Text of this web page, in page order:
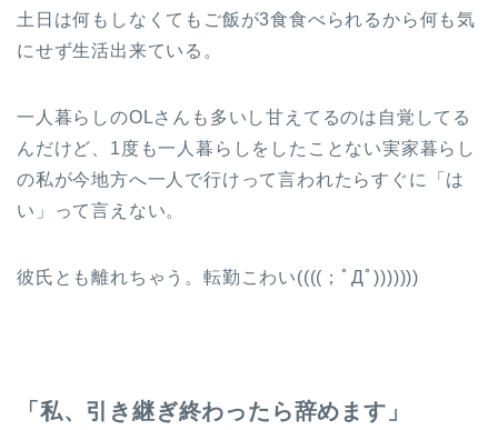
土日は何もしなくてもご飯が3食食べられるから何も気
にせず生活出来ている。
一人暮らしのOLさんも多いし甘えてるのは自覚してる
んだけど、1度も一人暮らしをしたことない実家暮らし
の私が今地方へ一人で行けって言われたらすぐに「は
い」って言えない。
彼氏とも離れちゃう。転勤こわい((((；ﾟДﾟ)))))))
「私、引き継ぎ終わったら辞めます」